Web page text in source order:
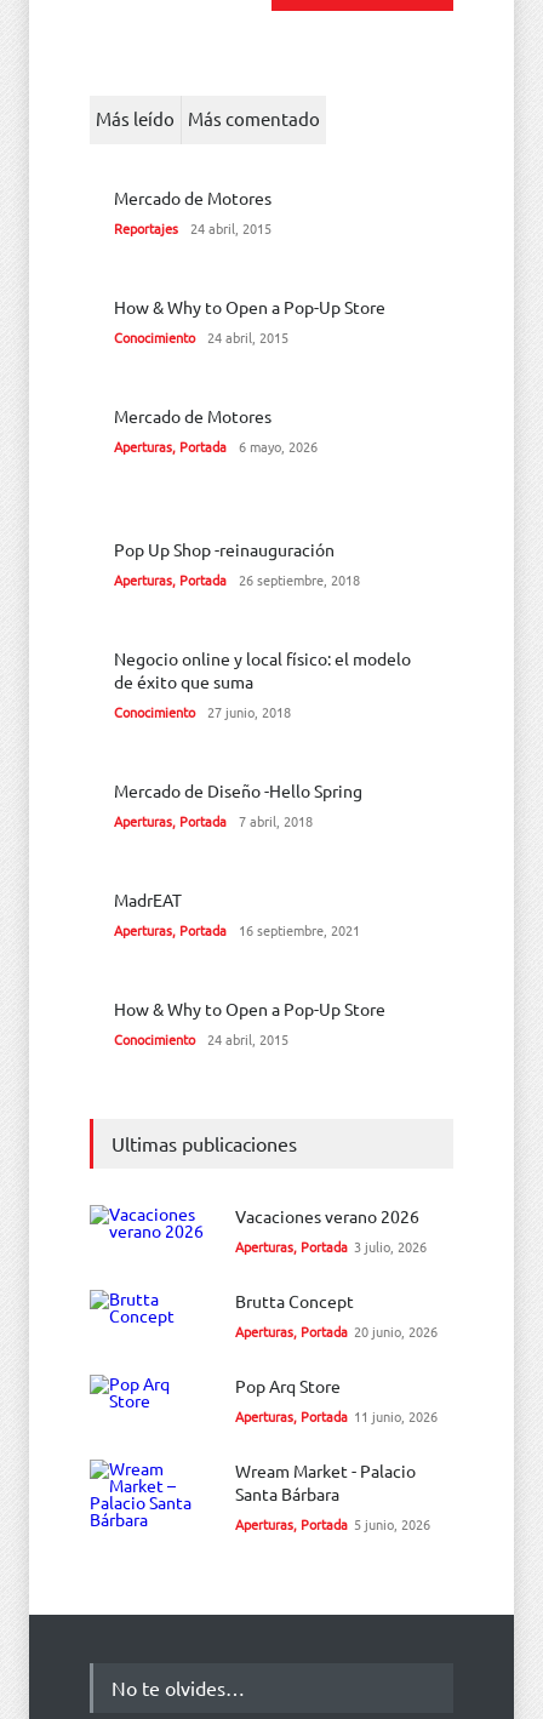
Más leído Más comentado
Mercado de Motores
Reportajes 24 abril, 2015
How & Why to Open a Pop-Up Store
Conocimiento 24 abril, 2015
Mercado de Motores
Aperturas, Portada 6 mayo, 2026
Pop Up Shop -reinauguración
Aperturas, Portada 26 septiembre, 2018
Negocio online y local físico: el modelo
de éxito que suma
Conocimiento 27 junio, 2018
Mercado de Diseño -Hello Spring
Aperturas, Portada 7 abril, 2018
MadrEAT
Aperturas, Portada 16 septiembre, 2021
How & Why to Open a Pop-Up Store
Conocimiento 24 abril, 2015
Ultimas publicaciones
Vacaciones verano 2026
Aperturas, Portada 3 julio, 2026
Brutta Concept
Aperturas, Portada 20 junio, 2026
Pop Arq Store
Aperturas, Portada 11 junio, 2026
Wream Market - Palacio
Santa Bárbara
Aperturas, Portada 5 junio, 2026
No te olvides…